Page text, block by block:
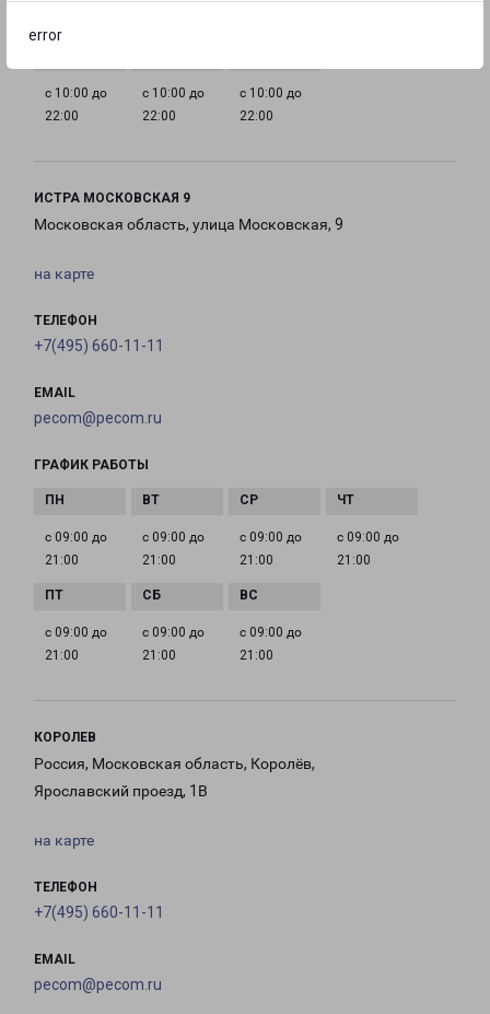
error
с 10:00 до
22:00
с 10:00 до
22:00
с 10:00 до
22:00
ИСТРА МОСКОВСКАЯ 9
Московская область, улица Московская, 9
на карте
ТЕЛЕФОН
+7(495) 660-11-11
EMAIL
pecom@pecom.ru
ГРАФИК РАБОТЫ
с 09:00 до
21:00
с 09:00 до
21:00
с 09:00 до
21:00
с 09:00 до
21:00
с 09:00 до
21:00
с 09:00 до
21:00
с 09:00 до
21:00
КОРОЛЕВ
Россия, Московская область, Королёв,
Ярославский проезд, 1В
на карте
ТЕЛЕФОН
+7(495) 660-11-11
EMAIL
pecom@pecom.ru